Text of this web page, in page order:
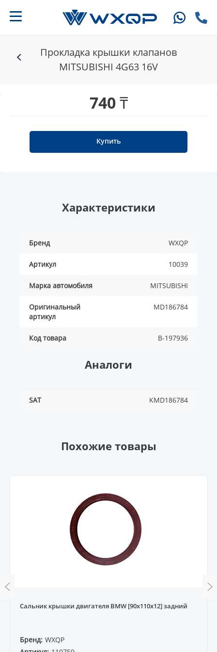
Прокладка крышки клапанов
MITSUBISHI 4G63 16V
740 ₸
Купить
Характеристики
Бренд WXQP
Артикул 10039
Марка автомобиля MITSUBISHI
Оригинальный
артикул
MD186784
Код товара B-197936
Аналоги
SAT KMD186784
Похожие товары
Сальник крышки двигателя BMW [90x110x12] задний
Бренд: WXQP